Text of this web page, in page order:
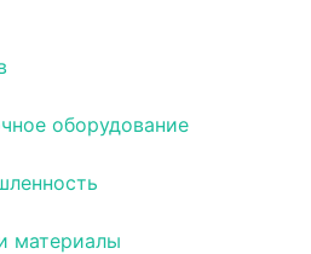
оборудование
материалы